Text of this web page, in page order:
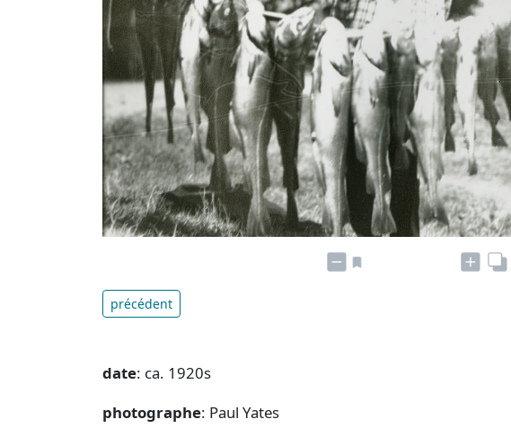
précédent
date: ca. 1920s
photographe: Paul Yates